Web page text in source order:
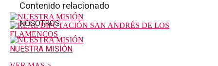
Contenido relacionado
NOSOTROS
NUESTRA MISIÓN